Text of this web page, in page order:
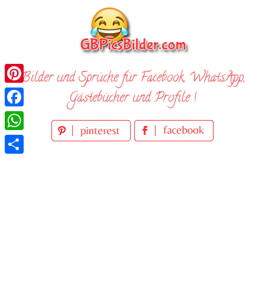
Bilder und Sprüche für Facebook, WhatsApp,
Gästebücher und Profile !
Pinterest
Facebook
WhatsApp